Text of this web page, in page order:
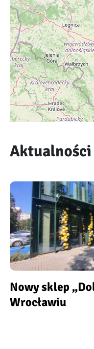
Aktualności
Nowy sklep
Wrocławiu